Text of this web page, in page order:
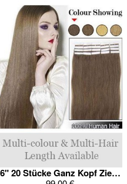
16" 20 Stücke Ganz Kopf Ziemliche Gut Tape In Haarverlängerung